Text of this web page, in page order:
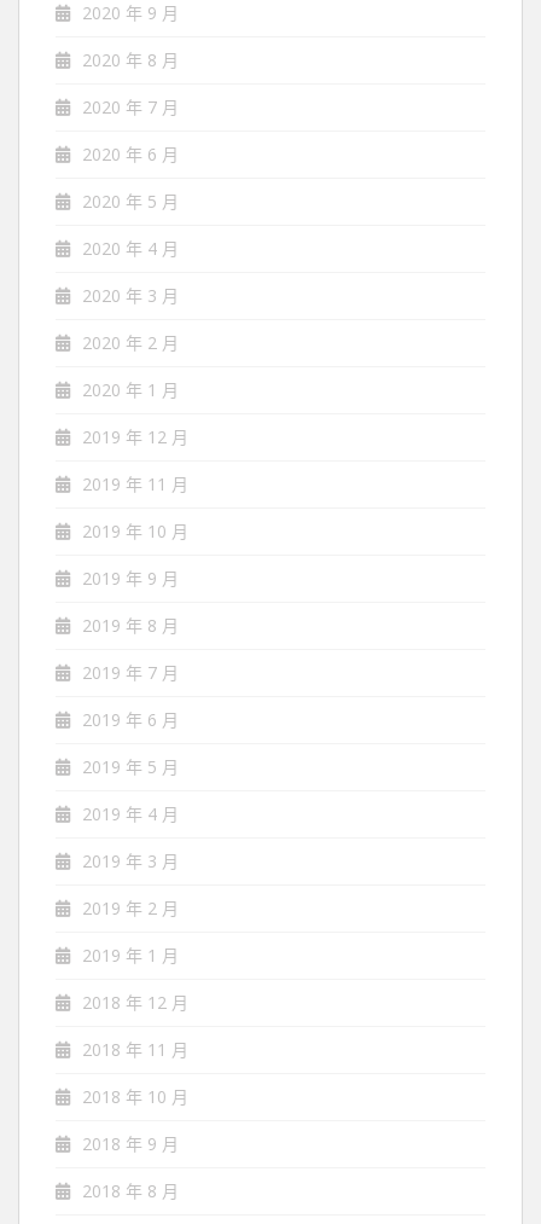
2020 年 9 月
2020 年 8 月
2020 年 7 月
2020 年 6 月
2020 年 5 月
2020 年 4 月
2020 年 3 月
2020 年 2 月
2020 年 1 月
2019 年 12 月
2019 年 11 月
2019 年 10 月
2019 年 9 月
2019 年 8 月
2019 年 7 月
2019 年 6 月
2019 年 5 月
2019 年 4 月
2019 年 3 月
2019 年 2 月
2019 年 1 月
2018 年 12 月
2018 年 11 月
2018 年 10 月
2018 年 9 月
2018 年 8 月